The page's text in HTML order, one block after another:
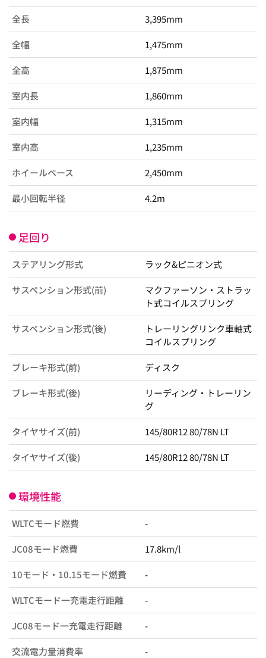
全長 3,395mm
全幅 1,475mm
全高 1,875mm
室内長 1,860mm
室内幅 1,315mm
室内高 1,235mm
ホイールベース 2,450mm
最小回転半径 4.2m
足回り
ステアリング形式 ラック&ピニオン式
サスペンション形式(前)
マクファーソン・ストラッ
ト式コイルスプリング
サスペンション形式(後)
トレーリングリンク車軸式
コイルスプリング
ブレーキ形式(前) ディスク
ブレーキ形式(後)
リーディング・トレーリン
グ
タイヤサイズ(前) 145/80R12 80/78N LT
タイヤサイズ(後) 145/80R12 80/78N LT
環境性能
WLTCモード燃費 -
JC08モード燃費 17.8km/l
10モード・10.15モード燃費 -
WLTCモード一充電走行距離 -
JC08モード一充電走行距離 -
交流電力量消費率 -